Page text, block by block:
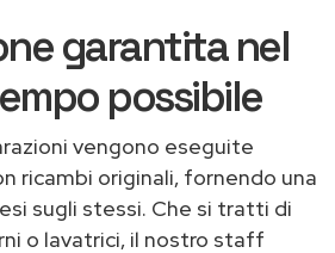
garantita nel
possibile
vengono eseguite
ricambi originali, fornendo una
sugli stessi. Che si tratti di
o lavatrici, il nostro staff